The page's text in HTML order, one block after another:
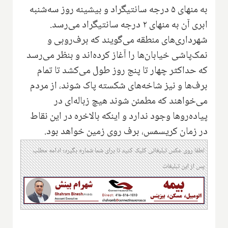
به منهای ۵ درجه سانتیگراد و بیشینه روز سه‌شنبه
ابری آن به منهای ۲ درجه سانتیگراد می‌رسد.
شهرداری‌های منطقه می‌گویند که برف‌روبی و
نمک‌پاشی خیابان‌ها را آغاز کرده‌اند و بنظر می‌رسد
که حداکثر چهار تا پنج روز طول می‌کشد تا تمام
برف‌ها و نیز شاخه‌های شکسته پاک شوند، از مردم
می‌خواهند که مطمئن شوند هیچ زباله‌ای در
پیاده‌روها وجود ندارد و اینکه بالاخره در این نقاط
در زمان کریسمس، برف روی زمین خواهد بود.
لطفا روی عکس تبلیغاتی کلیک کنید تا برای شما شماره بگیرد؛ ادامه مطلب
پس از این تبلیغات